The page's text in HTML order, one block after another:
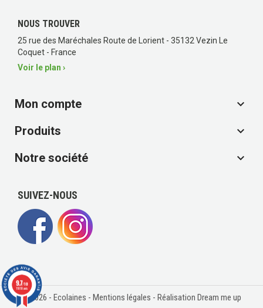
NOUS TROUVER
25 rue des Maréchales Route de Lorient - 35132 Vezin Le
Coquet - France
Voir le plan ›
Mon compte

Produits

Notre société

SUIVEZ-NOUS
© 2026 - Ecolaines - Mentions légales - Réalisation Dream me up
9.7/10
11818 avis